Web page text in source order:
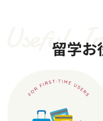
留学お